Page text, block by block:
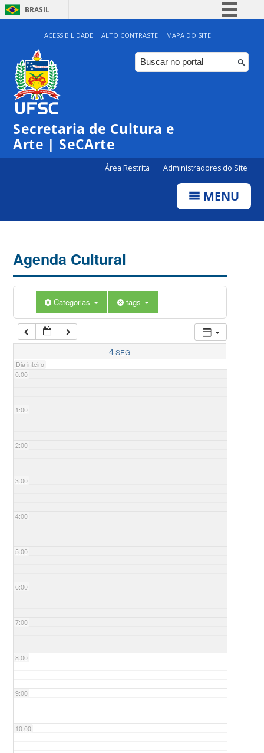
BRASIL
Simplifique!
Comunica BR
Participe
ACESSIBILIDADE ALTO CONTRASTE MAPA DO SITE
Secretaria de Cultura e
Arte | SeCArte
Área Restrita Administradores do Site
MENU
Agenda Cultural
Categorias tags
4SEG
Dia inteiro
0:00
1:00
2:00
3:00
4:00
5:00
6:00
7:00
8:00
9:00
10:00